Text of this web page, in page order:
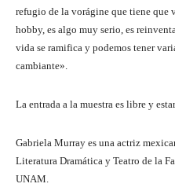
refugio de la vorágine que tiene que
hobby, es algo muy serio, es
vida se ramifica y podemos tener
cambiante».
La entrada a la muestra es libre y
Gabriela Murray es una actriz
Literatura Dramática y Teatro de la
UNAM.